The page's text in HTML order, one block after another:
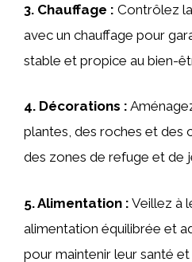
3. Chauffage : Contrôlez
avec un chauffage pour
stable et propice au bien-
4. Décorations :
plantes, des roches et des
des zones de refuge et de
5.Alimentation : Veillez à
alimentation équilibrée et
pour maintenir leur santé